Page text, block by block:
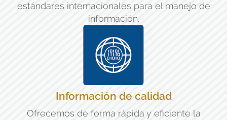
estándares internacionales para el manejo de
información.
Información de calidad
Ofrecemos de forma rápida y eficiente la